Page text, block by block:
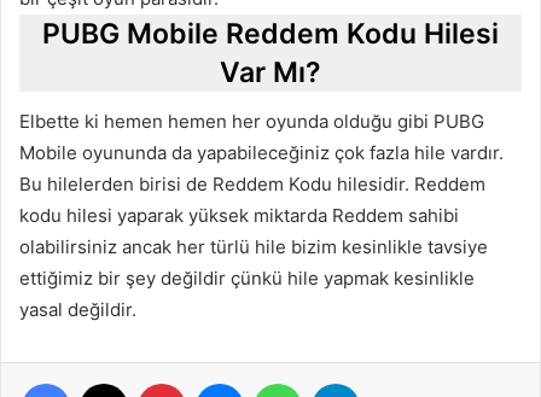
PUBG Mobile Reddem Kodu Hilesi
Var Mı?
Elbette ki hemen hemen her oyunda olduğu gibi PUBG
Mobile oyununda da yapabileceğiniz çok fazla hile vardır.
Bu hilelerden birisi de Reddem Kodu hilesidir. Reddem
kodu hilesi yaparak yüksek miktarda Reddem sahibi
olabilirsiniz ancak her türlü hile bizim kesinlikle tavsiye
ettiğimiz bir şey değildir çünkü hile yapmak kesinlikle
yasal değildir.
Facebook Pinterest MessengerWhatsApp